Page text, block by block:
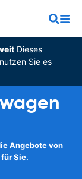
Dieses
Sie es
Angebote von
Sie.